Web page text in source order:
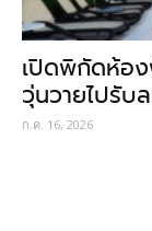
เปิดพิกัดห้อ
วุ่นวายไปรับ
ก.ค. 16, 2026